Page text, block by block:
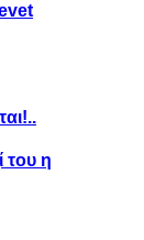
του η